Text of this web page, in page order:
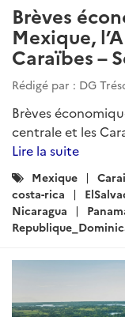
Brèves
Mexique,
Caraïbes –
Rédigé par : DG
Brèves
centrale et les
Lire la suite
Catégories
:
Mexique
costa-rica
Nicaragua